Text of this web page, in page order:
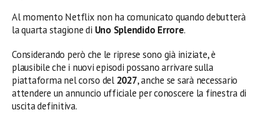
Al momento Netflix non ha comunicato quando debutterà
la quarta stagione di Uno Splendido Errore.
Considerando però che le riprese sono già iniziate, è
plausibile che i nuovi episodi possano arrivare sulla
piattaforma nel corso del 2027, anche se sarà necessario
attendere un annuncio ufficiale per conoscere la finestra di
uscita definitiva.